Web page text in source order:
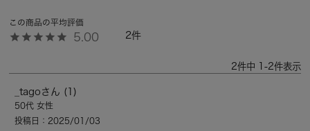
5.00 2
2件中 -2件表示
_tago
50代 女性
投稿日
2025/01/03